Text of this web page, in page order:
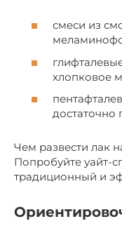
смеси из
хлопковое
достаточно
Чем развести лак
Попробуйте уайт-
традиционный и